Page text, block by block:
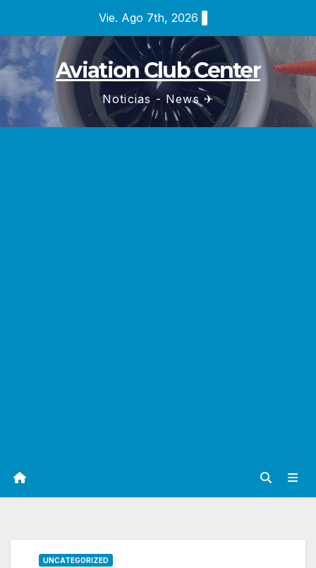
contenido
Vie. Ago 7th, 2026
Aviation Club Center
Noticias - News ✈
UNCATEGORIZED